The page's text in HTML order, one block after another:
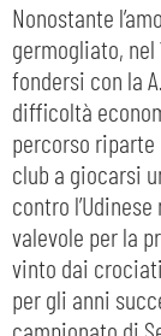
Nonostante
germogliato,
fondersi con la
difficoltà
percorso
club a giocarsi
contro
valevole per la
vinto dai
per gli anni